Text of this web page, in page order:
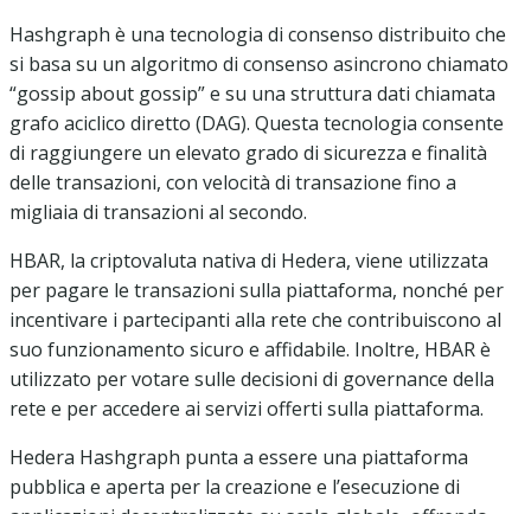
Hashgraph è una tecnologia di consenso distribuito che
si basa su un algoritmo di consenso asincrono chiamato
“gossip about gossip” e su una struttura dati chiamata
grafo aciclico diretto (DAG). Questa tecnologia consente
di raggiungere un elevato grado di sicurezza e finalità
delle transazioni, con velocità di transazione fino a
migliaia di transazioni al secondo.
HBAR, la criptovaluta nativa di Hedera, viene utilizzata
per pagare le transazioni sulla piattaforma, nonché per
incentivare i partecipanti alla rete che contribuiscono al
suo funzionamento sicuro e affidabile. Inoltre, HBAR è
utilizzato per votare sulle decisioni di governance della
rete e per accedere ai servizi offerti sulla piattaforma.
Hedera Hashgraph punta a essere una piattaforma
pubblica e aperta per la creazione e l’esecuzione di